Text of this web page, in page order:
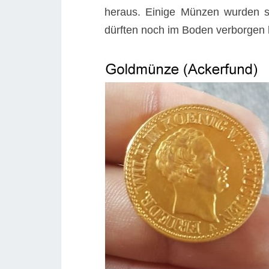
heraus. Einige Münzen wurden
dürften noch im Boden